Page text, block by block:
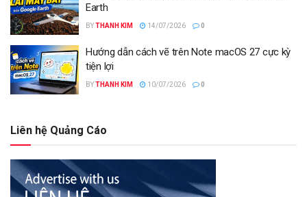
Earth
BYTHANH KIM 14/07/2026 0
Hướng dẫn cách vẽ trên Note macOS 27 cực kỳ
tiện lợi
BYTHANH KIM 10/07/2026 0
Liên hệ Quảng Cáo